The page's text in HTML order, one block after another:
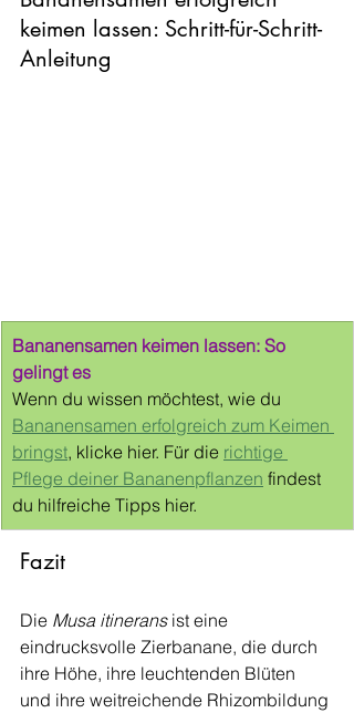
keimen lassen: Schritt-für-Schritt-
Anleitung
Bananensamen keimen lassen: So
gelingt es
Wenn du wissen möchtest, wie du
Bananensamen erfolgreich zum Keimen
bringst, klicke hier. Für die richtige
Pflege deiner Bananenpflanzen findest
du hilfreiche Tipps hier.
Fazit
Die Musa itinerans ist eine
eindrucksvolle Zierbanane, die durch
ihre Höhe, ihre leuchtenden Blüten
und ihre weitreichende Rhizombildung